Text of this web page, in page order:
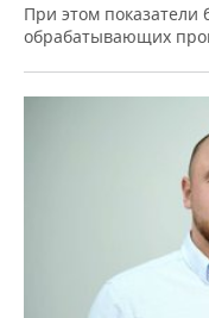
При этом
обрабатывающих